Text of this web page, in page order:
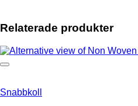
Relaterade produkter
Snabbkoll